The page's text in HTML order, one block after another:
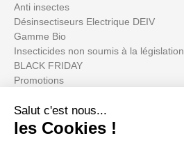
Anti insectes
Désinsectiseurs Electrique DEIV
Gamme Bio
Insecticides non soumis à la législation
BLACK FRIDAY
Promotions
Su cuenta